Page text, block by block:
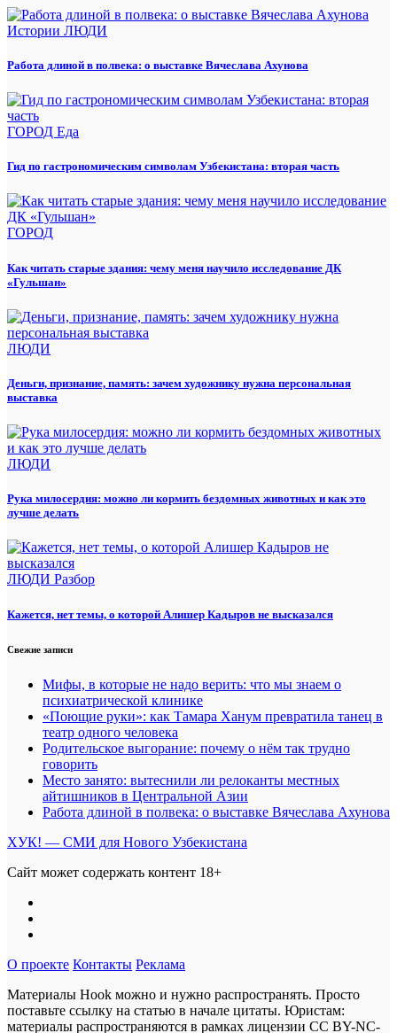
Истории ЛЮДИ
Работа длиной в полвека: о выставке Вячеслава Ахунова
ГОРОД Еда
Гид по гастрономическим символам Узбекистана: вторая часть
ГОРОД
Как читать старые здания: чему меня научило исследование ДК
«Гульшан»
ЛЮДИ
Деньги, признание, память: зачем художнику нужна персональная
выставка
ЛЮДИ
Рука милосердия: можно ли кормить бездомных животных и как это
лучше делать
ЛЮДИ Разбор
Кажется, нет темы, о которой Алишер Кадыров не высказался
Свежие записи
Мифы, в которые не надо верить: что мы знаем о
психиатрической клинике
«Поющие руки»: как Тамара Ханум превратила танец в
театр одного человека
Родительское выгорание: почему о нём так трудно
говорить
Место занято: вытеснили ли релоканты местных
айтишников в Центральной Азии
Работа длиной в полвека: о выставке Вячеслава Ахунова
ХУК! — СМИ для Нового Узбекистана
Сайт может содержать контент 18+
О проекте Контакты Реклама
Материалы Hook можно и нужно распространять. Просто
поставьте ссылку на статью в начале цитаты. Юристам:
материалы распространяются в рамках лицензии CC BY-NC-